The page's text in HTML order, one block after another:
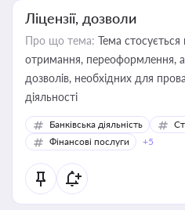
Ліцензії, дозволи
Про що тема: Тема
отримання, переоформлення,
дозволів, необхідних для
діяльності
Банківська діяльність
Фінансові послуги
+5